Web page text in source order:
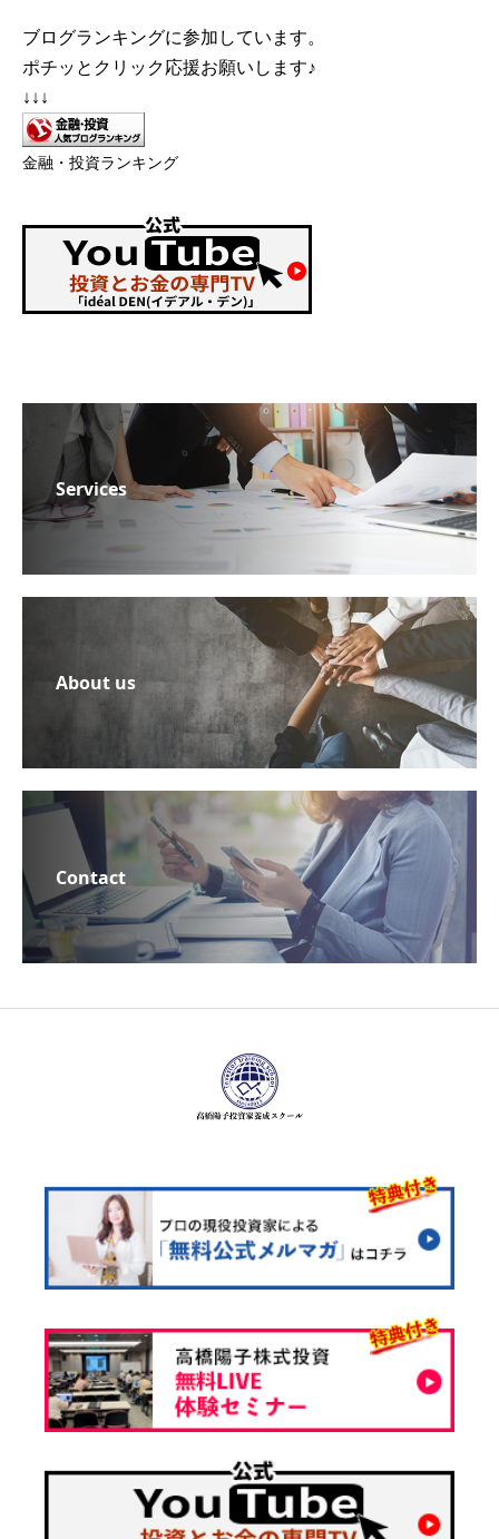
ブログランキングに参加しています。
ポチッとクリック応援お願いします♪
↓↓↓
金融・投資ランキング
Services
About us
Contact